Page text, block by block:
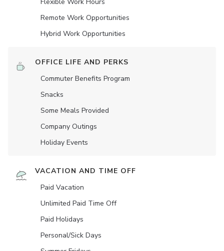
Remote Work Opportunities
Hybrid Work Opportunities
OFFICE LIFE AND PERKS
Commuter Benefits Program
Snacks
Some Meals Provided
Company Outings
Holiday Events
VACATION AND TIME OFF
Paid Vacation
Unlimited Paid Time Off
Paid Holidays
Personal/Sick Days